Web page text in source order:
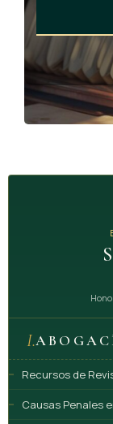
I.
Recursos de
Causas Penales